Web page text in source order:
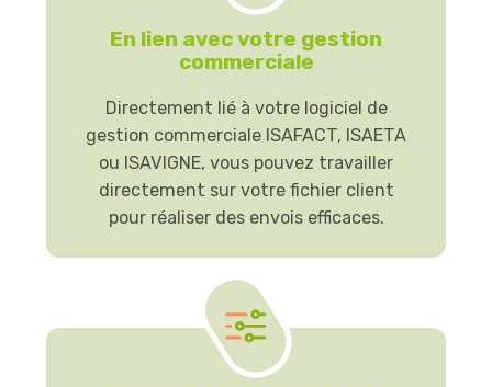
En lien avec votre gestion
commerciale
Directement lié à votre logiciel de
gestion commerciale ISAFACT, ISAETA
ou ISAVIGNE, vous pouvez travailler
directement sur votre fichier client
pour réaliser des envois efficaces.